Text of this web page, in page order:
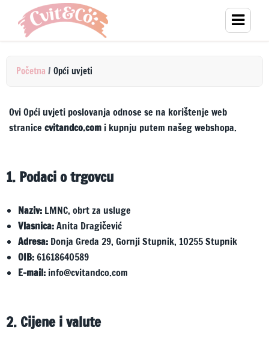
Početna / Opći uvjeti
Ovi Opći uvjeti poslovanja odnose se na korištenje web
stranicecvitandco.com i kupnju putem našeg webshopa.
1. Podaci o trgovcu
Naziv: LMNC, obrt za usluge
Vlasnica:Anita Dragičević
Adresa: Donja Greda 29, Gornji Stupnik, 10255 Stupnik
OIB:61618640589
E-mail: info@cvitandco.com
2. Cijene i valute